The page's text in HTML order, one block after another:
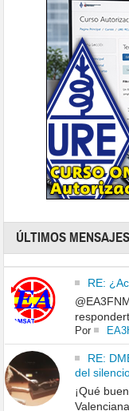
ÚLTIMOS
RE:
Por
RE:
del
¡Qué